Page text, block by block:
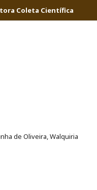
Coleta Científica
de Oliveira, Walquiria